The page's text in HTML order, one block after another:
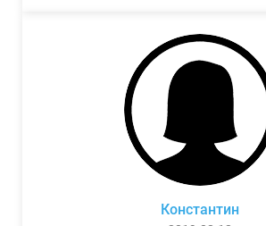
Константин